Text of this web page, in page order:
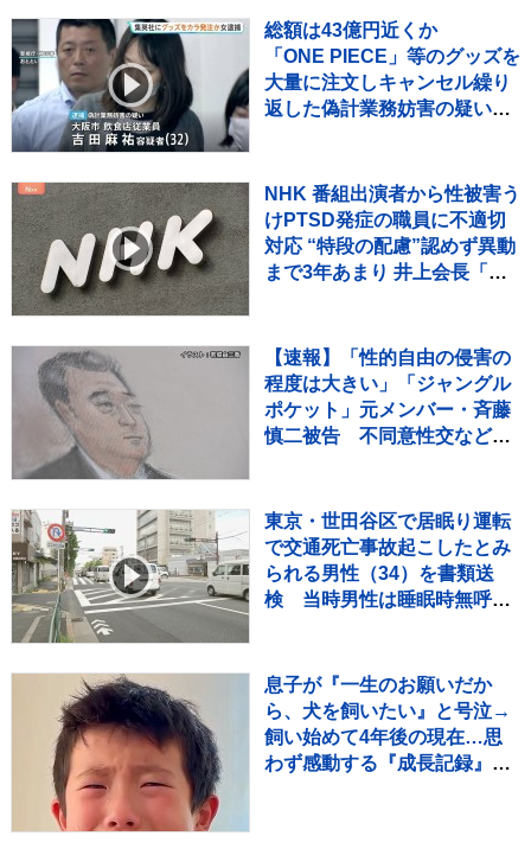
総額は43億円近くか
「ONE PIECE」等のグッズを
大量に注文しキャンセル繰り
返した偽計業務妨害の疑いで
NHK 番組出演者から性被害う
けPTSD発症の職員に不適切
対応 “特段の配慮”認めず異動
まで3年あまり 井上会長「対
【速報】「性的自由の侵害の
程度は大きい」「ジャングル
ポケット」元メンバー・斉藤
慎二被告 不同意性交などの
東京・世田谷区で居眠り運転
で交通死亡事故起こしたとみ
られる男性（34）を書類送
検 当時男性は睡眠時無呼吸
息子が『一生のお願いだか
ら、犬を飼いたい』と号泣→
飼い始めて4年後の現在…思
わず感動する『成長記録』が